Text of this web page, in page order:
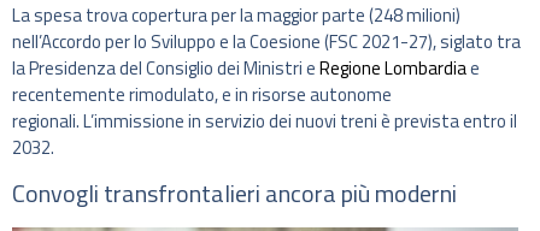
La spesa trova copertura per la maggior parte (248 milioni)
nell’Accordo per lo Sviluppo e la Coesione (FSC 2021-27), siglato tra
la Presidenza del Consiglio dei Ministri eRegione Lombardiae
recentemente rimodulato, e in risorse autonome
regionali. L’immissione in servizio dei nuovi treni è prevista entro il
2032.
Convogli transfrontalieri ancora più moderni